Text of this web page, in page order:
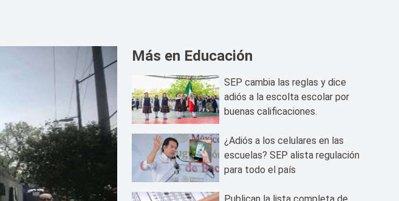
Más en Educación
SEP cambia las reglas y dice
adiós a la escolta escolar por
buenas calificaciones.
¿Adiós a los celulares en las
escuelas? SEP alista regulación
para todo el país